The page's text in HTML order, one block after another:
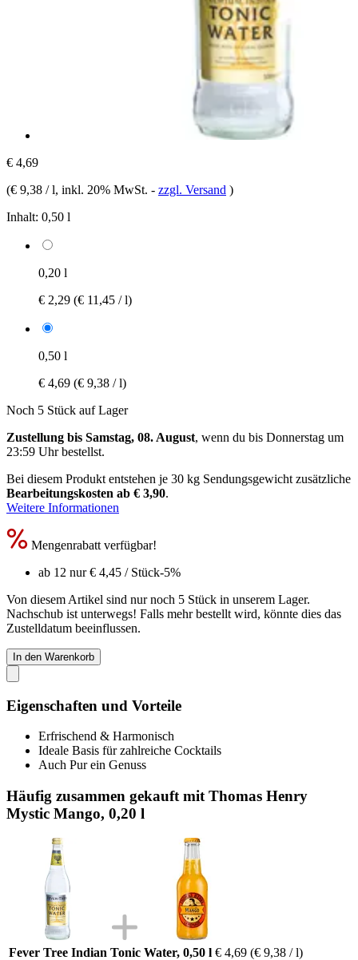
€ 4,69
(€ 9,38 / l, inkl. 20% MwSt. - zzgl. Versand )
Inhalt: 0,50 l
0,20 l
€ 2,29 (€ 11,45 / l)
0,50 l
€ 4,69 (€ 9,38 / l)
Noch 5 Stück auf Lager
Zustellung bis Samstag, 08. August, wenn du bis Donnerstag um
23:59 Uhrbestellst.
Bei diesem Produkt entstehen je 30 kg Sendungsgewicht zusätzliche
Bearbeitungskosten ab € 3,90.
Weitere Informationen
Mengenrabatt verfügbar!
ab 12 nur€ 4,45 / Stück-5%
Von diesem Artikel sind nur noch 5 Stück in unserem Lager.
Nachschub ist unterwegs! Falls mehr bestellt wird, könnte dies das
Zustelldatum beeinflussen.
In den Warenkorb
Eigenschaften und Vorteile
Erfrischend & Harmonisch
Ideale Basis für zahlreiche Cocktails
Auch Pur ein Genuss
Häufig zusammen gekauft mit Thomas Henry
Mystic Mango, 0,20 l
Fever Tree Indian Tonic Water, 0,50 l € 4,69 (€ 9,38 / l)